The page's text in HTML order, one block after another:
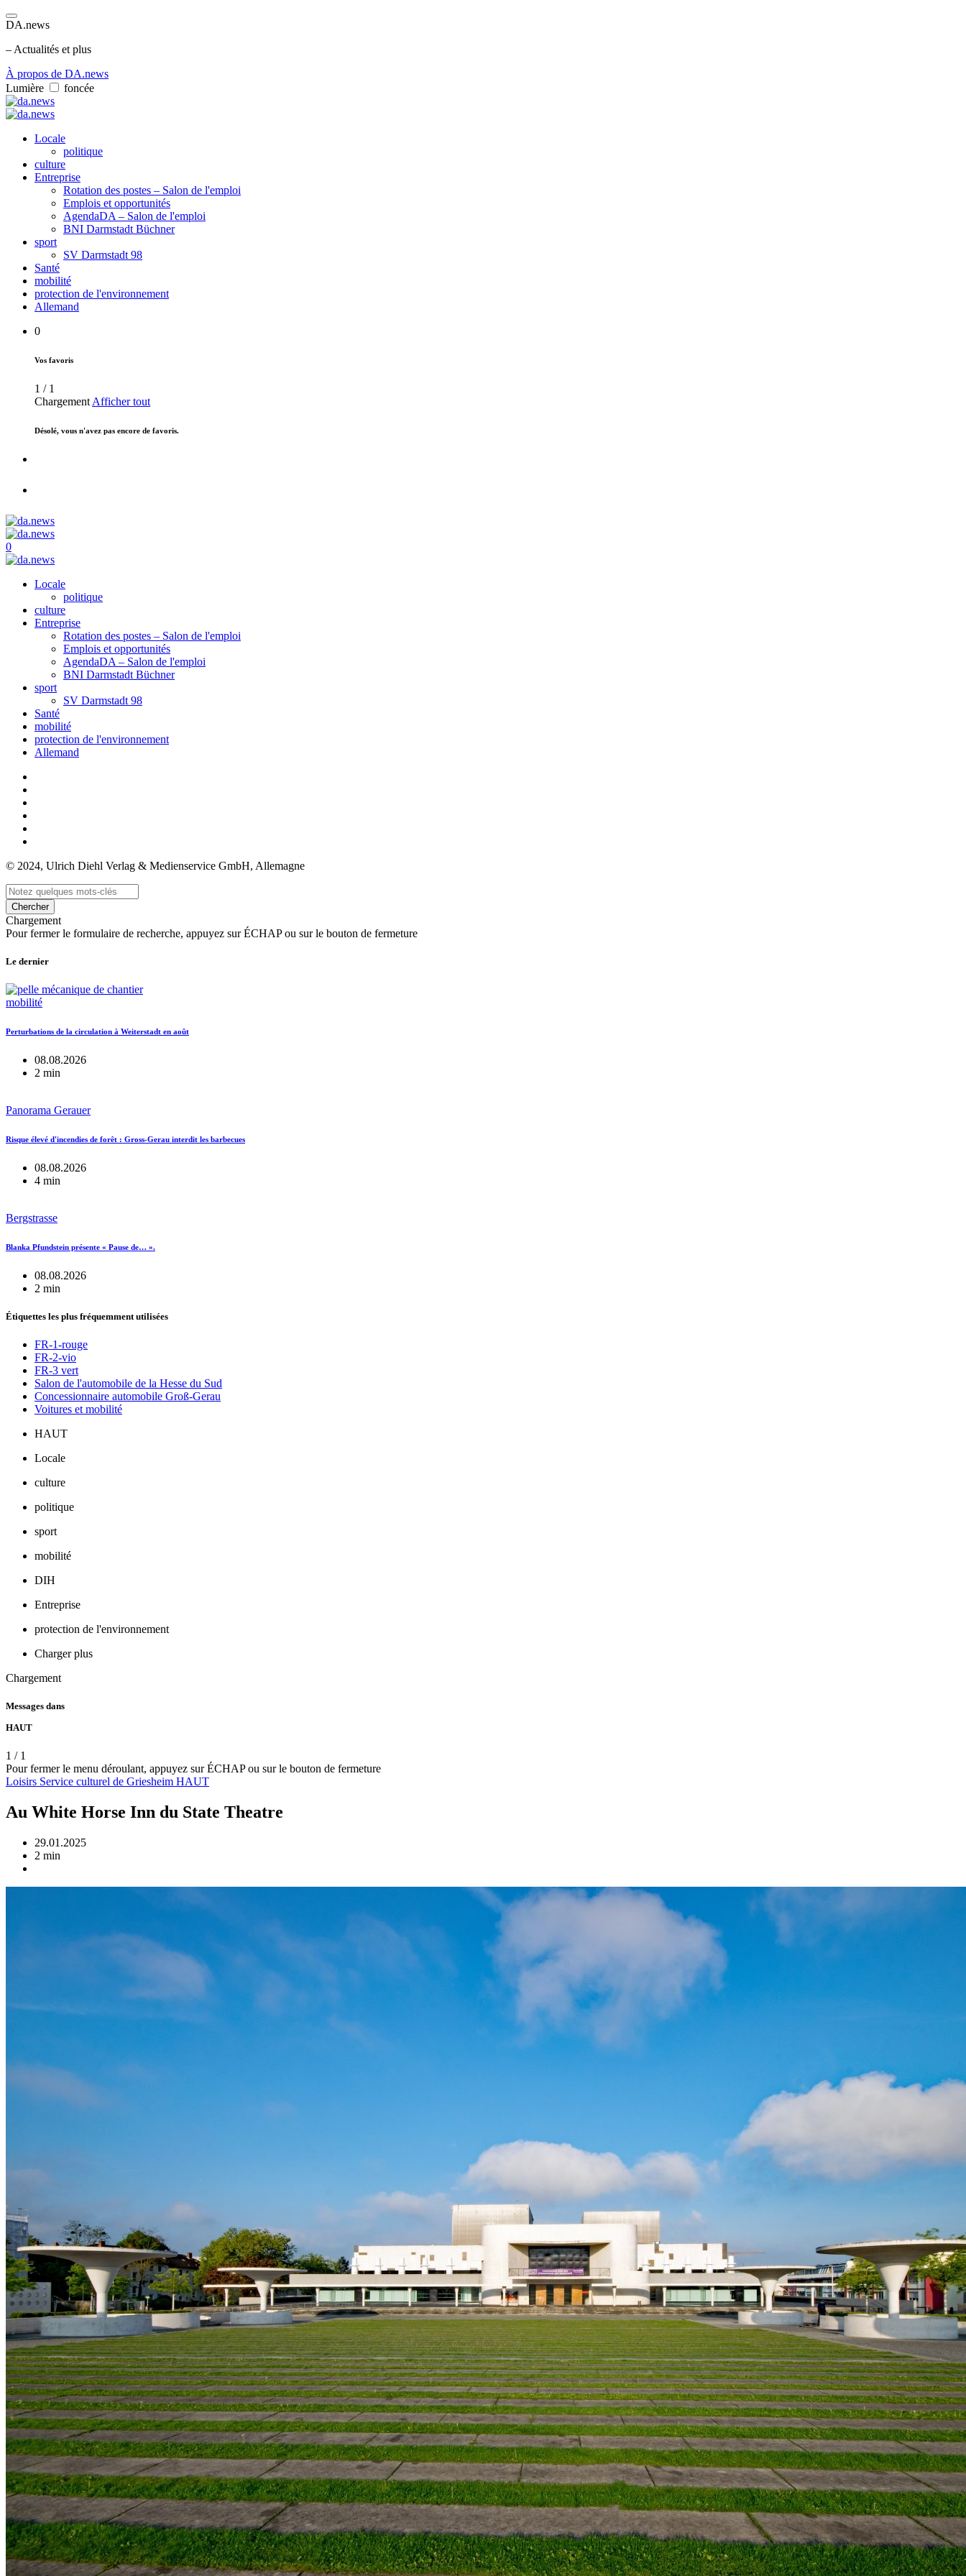
DA.news
– Actualités et plus
À propos de DA.news
Lumière
foncée
Locale
politique
culture
Entreprise
Rotation des postes – Salon de l'emploi
Emplois et opportunités
AgendaDA – Salon de l'emploi
BNI Darmstadt Büchner
sport
SV Darmstadt 98
Santé
mobilité
protection de l'environnement
Allemand
0
Vos favoris
1 / 1
Chargement Afficher tout
Désolé, vous n'avez pas encore de favoris.
0
Locale
politique
culture
Entreprise
Rotation des postes – Salon de l'emploi
Emplois et opportunités
AgendaDA – Salon de l'emploi
BNI Darmstadt Büchner
sport
SV Darmstadt 98
Santé
mobilité
protection de l'environnement
Allemand
© 2024, Ulrich Diehl Verlag & Medienservice GmbH, Allemagne
Chercher
Chargement
Pour fermer le formulaire de recherche, appuyez sur ÉCHAP ou sur le bouton de fermeture
Le dernier
mobilité
Perturbations de la circulation à Weiterstadt en août
08.08.2026
2 min
Panorama Gerauer
Risque élevé d'incendies de forêt : Gross-Gerau interdit les barbecues
08.08.2026
4 min
Bergstrasse
Blanka Pfundstein présente « Pause de… ».
08.08.2026
2 min
Étiquettes les plus fréquemment utilisées
FR-1-rouge
FR-2-vio
FR-3 vert
Salon de l'automobile de la Hesse du Sud
Concessionnaire automobile Groß-Gerau
Voitures et mobilité
HAUT
Locale
culture
politique
sport
mobilité
DIH
Entreprise
protection de l'environnement
Charger plus
Chargement
Messages dans
HAUT
1 / 1
Pour fermer le menu déroulant, appuyez sur ÉCHAP ou sur le bouton de fermeture
Loisirs Service culturel de Griesheim HAUT
Au White Horse Inn du State Theatre
29.01.2025
2 min